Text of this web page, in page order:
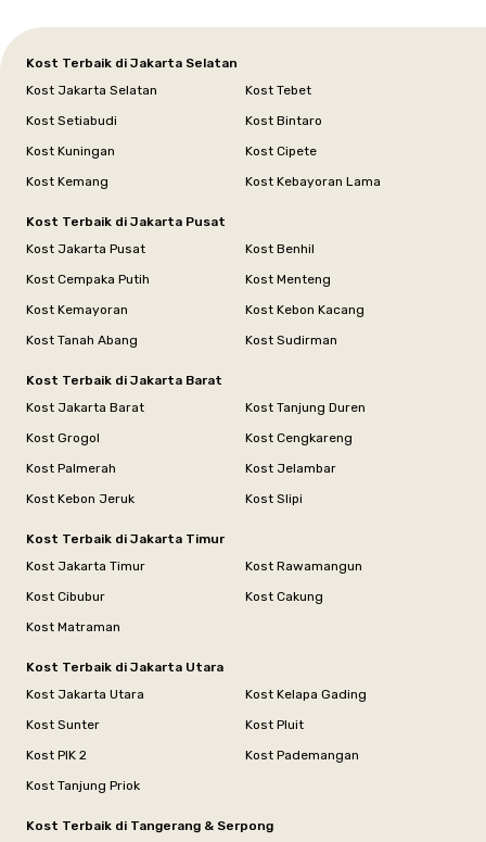
Kost Terbaik di Jakarta Selatan
Kost Jakarta Selatan
Kost Tebet
Kost Setiabudi
Kost Bintaro
Kost Kuningan
Kost Cipete
Kost Kemang
Kost Kebayoran Lama
Kost Terbaik di Jakarta Pusat
Kost Jakarta Pusat
Kost Benhil
Kost Cempaka Putih
Kost Menteng
Kost Kemayoran
Kost Kebon Kacang
Kost Tanah Abang
Kost Sudirman
Kost Terbaik di Jakarta Barat
Kost Jakarta Barat
Kost Tanjung Duren
Kost Grogol
Kost Cengkareng
Kost Palmerah
Kost Jelambar
Kost Kebon Jeruk
Kost Slipi
Kost Terbaik di Jakarta Timur
Kost Jakarta Timur
Kost Rawamangun
Kost Cibubur
Kost Cakung
Kost Matraman
Kost Terbaik di Jakarta Utara
Kost Jakarta Utara
Kost Kelapa Gading
Kost Sunter
Kost Pluit
Kost PIK 2
Kost Pademangan
Kost Tanjung Priok
Kost Terbaik di Tangerang & Serpong